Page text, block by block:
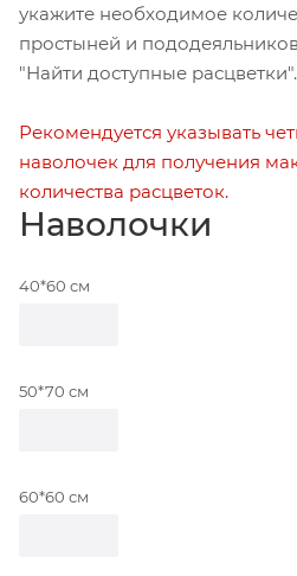
укажите необходимое
простыней и
"Найти доступные расцветки".
Рекомендуется указывать
наволочек для получения
количества расцветок.
Наволочки
40*60 см
50*70 см
60*60 см